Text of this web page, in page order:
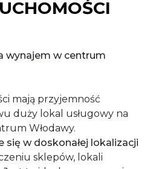
wynajem w centrum
mają przyjemność
duży lokal usługowy na
Włodawy.
się w doskonałej lokalizacji
sklepów, lokali